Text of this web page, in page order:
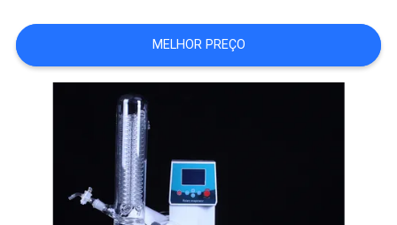
DA
QUALIDADE
CONTACTE-
PEÇA
MELHOR PREÇO